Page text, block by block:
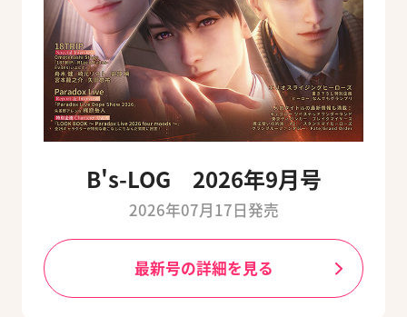
B's-LOG 2026年9月号
2026年07月17日発売
最新号の詳細を見る